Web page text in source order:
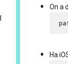
On a
На